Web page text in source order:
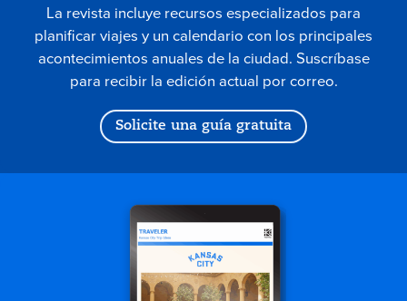
La revista incluye recursos especializados para
planificar viajes y un calendario con los principales
acontecimientos anuales de la ciudad. Suscríbase
para recibir la edición actual por correo.
Solicite una guía gratuita